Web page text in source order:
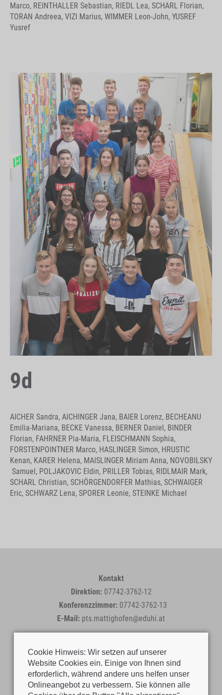
Marco, REINTHALLER Sebastian, RIEDL Lea, SCHARL Florian,
TORAN Andreea, VIZI Marius, WIMMER Leon-John, YUSREF
Yusref
9d
AICHER Sandra, AICHINGER Jana, BAIER Lorenz, BECHEANU
Emilia-Mariana, BECKE Vanessa, BERNER Daniel, BINDER
Florian, FAHRNER Pia-Maria, FLEISCHMANN Sophia,
FORSTENPOINTNER Marco, HASLINGER Simon, HRUSTIC
Kenan, KARER Helena, MAISLINGER Miriam Anna, NOVOBILSKY
Samuel, POLJAKOVIC Eldin, PRILLER Tobias, RIDLMAIR Mark,
SCHARL Christian, SCHÖRGENDORFER Mathias, SCHWAIGER
Eric, SCHWARZ Lena, SPORER Leonie, STEINKE Michael
Kontakt
Direktion: 07742-3762-12
Konferenzzimmer: 07742-3762-13
E-Mail: pts.mattighofen@eduhi.at
Cookie Hinweis: Wir setzen auf unserer
Website Cookies ein. Einige von Ihnen sind
erforderlich, während andere uns helfen unser
Onlineangebot zu verbessern. Sie können alle